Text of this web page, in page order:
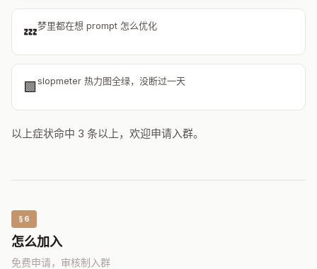
💤梦里都在想 prompt 怎么优化
🟩slopmeter 热力图全绿，没断过一天
以上症状命中 3 条以上，欢迎申请入群。
§6
怎么加入
免费申请，审核制入群